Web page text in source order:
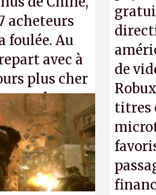
acheteurs
foulée. Au
avec à
plus cher
aux
aussi
de
titres